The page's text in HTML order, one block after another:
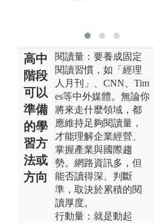
高中
階段
可以
準備
的學
習方
法或
方向
閱讀量：要養成固定
閱讀習慣，如「經理
人月刊」、CNN、Tim
es等中外媒體。無論你
將來走什麼領域，都
應維持足夠閱讀量，
才能理解企業經營、
掌握產業與國際趨
勢。網路資訊多，但
能否讀得深、判斷
準，取決於累積的閱
讀厚度。
行動量：就是動起